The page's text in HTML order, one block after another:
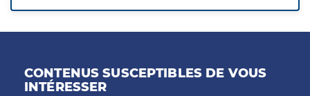
CONTENUS SUSCEPTIBLES DE VOUS
INTÉRESSER